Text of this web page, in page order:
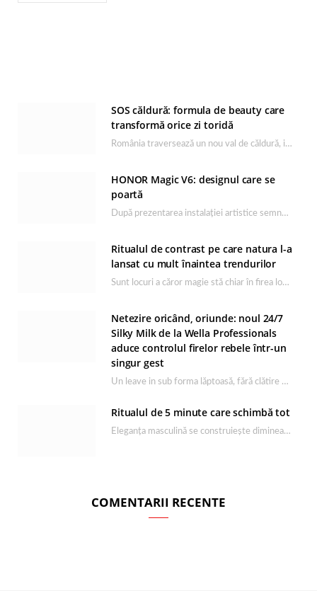
SOS căldură: formula de beauty care
transformă orice zi toridă
România traversează un nou val de căldură, iar rutina de îngrijire capătă un rol esențial…
HONOR Magic V6: designul care se
poartă
După prezentarea instalației artistice semnată de Catrinel Săbăciag în cadrul evenimentului de lansare HONOR Magic…
Ritualul de contrast pe care natura l-a
lansat cu mult înaintea trendurilor
Sunt locuri a căror magie stă chiar în firea lor naturală, iar Lacul Ursu din…
Netezire oricând, oriunde: noul 24/7
Silky Milk de la Wella Professionals
aduce controlul firelor rebele într-un
singur gest
Un leave in sub forma lăptoasă, fără clătire care completează rutina Ultimate Smooth și transformă…
Ritualul de 5 minute care schimbă tot
Eleganța masculină se construiește dimineața, în câteva minute și cu produsele potrivite. O rutină de…
COMENTARII RECENTE